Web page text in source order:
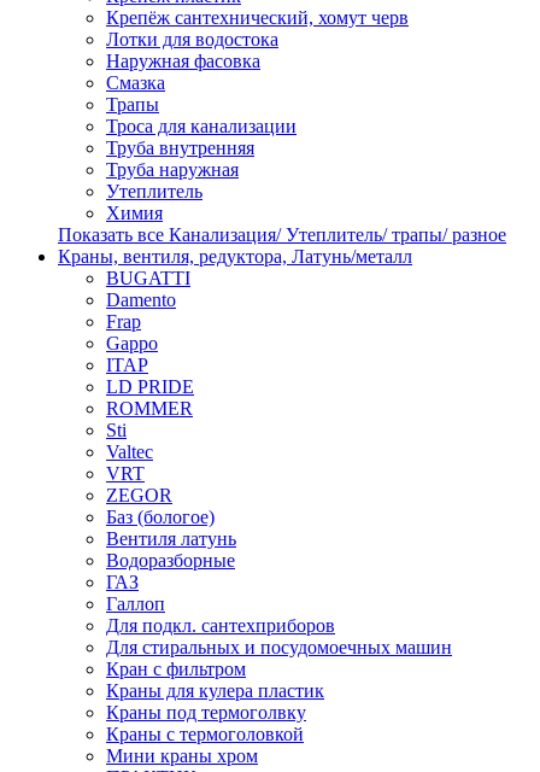
Крепёж сантехнический, хомут черв
Лотки для водостока
Наружная фасовка
Смазка
Трапы
Троса для канализации
Труба внутренняя
Труба наружная
Утеплитель
Химия
Показать все Канализация/ Утеплитель/ трапы/ разное
Краны, вентиля, редуктора, Латунь/металл
BUGATTI
Damento
Frap
Gappo
ITAP
LD PRIDE
ROMMER
Sti
Valtec
VRT
ZEGOR
Баз (бологое)
Вентиля латунь
Водоразборные
ГАЗ
Галлоп
Для подкл. сантехприборов
Для стиральных и посудомоечных машин
Кран с фильтром
Краны для кулера пластик
Краны под термоголвку
Краны с термоголовкой
Мини краны хром